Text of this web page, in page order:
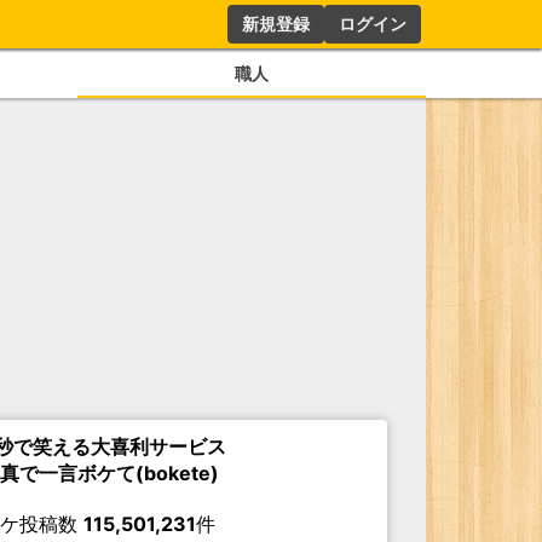
新規登録 ログイン
職人
で笑える大喜利サービス
で一言ボケて(bokete)
投稿数 115,501,231件